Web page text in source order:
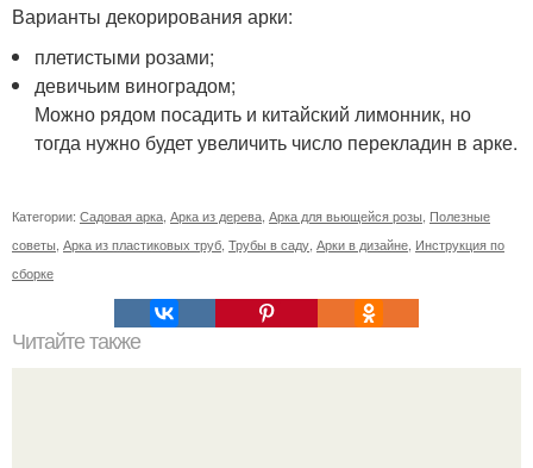
Варианты декорирования арки:
плетистыми розами;
девичьим виноградом;
Можно рядом посадить и китайский лимонник, но
тогда нужно будет увеличить число перекладин в арке.
Категории: Садовая арка Арка из дерева Арка для вьющейся розы Полезные
советы Арка из пластиковых труб Трубы в саду Арки в дизайне Инструкция по
сборке
Читайте также